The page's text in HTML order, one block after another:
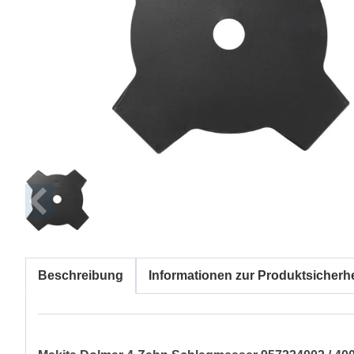
Beschreibung Informationen zur